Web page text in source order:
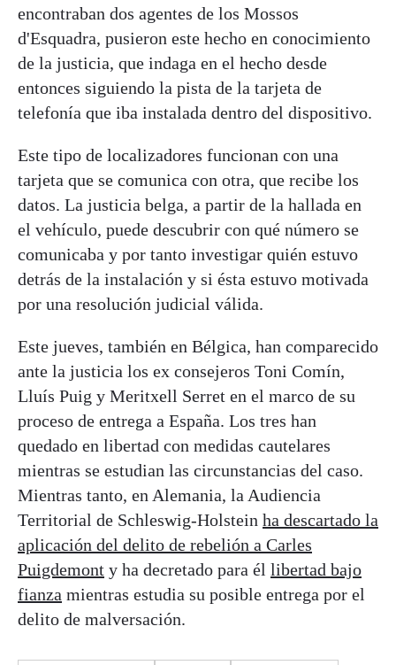
encontraban dos agentes de los Mossos
d'Esquadra, pusieron este hecho en conocimiento
de la justicia, que indaga en el hecho desde
entonces siguiendo la pista de la tarjeta de
telefonía que iba instalada dentro del dispositivo.
Este tipo de localizadores funcionan con una
tarjeta que se comunica con otra, que recibe los
datos. La justicia belga, a partir de la hallada en
el vehículo, puede descubrir con qué número se
comunicaba y por tanto investigar quién estuvo
detrás de la instalación y si ésta estuvo motivada
por una resolución judicial válida.
Este jueves, también en Bélgica, han comparecido
ante la justicia los ex consejeros Toni Comín,
Lluís Puig y Meritxell Serret en el marco de su
proceso de entrega a España. Los tres han
quedado en libertad con medidas cautelares
mientras se estudian las circunstancias del caso.
Mientras tanto, en Alemania, la Audiencia
Territorial de Schleswig-Holstein ha descartado la
aplicación del delito de rebelión a Carles
Puigdemont y ha decretado para él libertad bajo
fianza mientras estudia su posible entrega por el
delito de malversación.